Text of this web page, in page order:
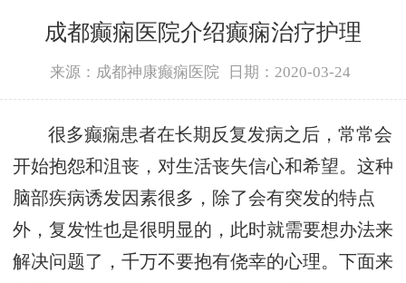
成都癫痫医院介绍癫痫治疗护理
来源：成都神康癫痫医院 日期：2020-03-24
很多癫痫患者在长期反复发病之后，常常会
开始抱怨和沮丧，对生活丧失信心和希望。这种
脑部疾病诱发因素很多，除了会有突发的特点
外，复发性也是很明显的，此时就需要想办法来
解决问题了，千万不要抱有侥幸的心理。下面来